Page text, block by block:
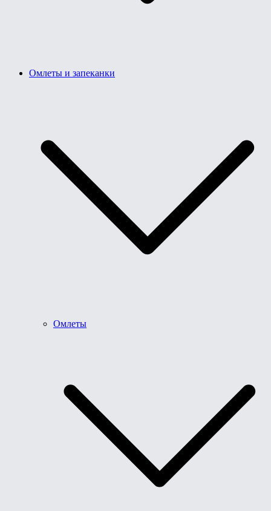
Омлеты и запеканки
Омлеты